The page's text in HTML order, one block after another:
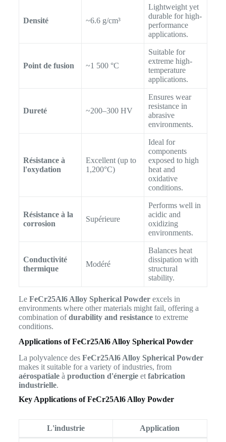
Densité ~6.6 g/cm³
Lightweight yet
durable for high-
performance
applications.
Point de fusion ~1 500 °C
Suitable for
extreme high-
temperature
applications.
Dureté ~200–300 HV
Ensures wear
resistance in
abrasive
environments.
Résistance à
l'oxydation
Excellent (up to
1,200°C)
Ideal for
components
exposed to high
heat and
oxidative
conditions.
Résistance à la
corrosion
Supérieure
Performs well in
acidic and
oxidizing
environments.
Conductivité
thermique
Modéré
Balances heat
dissipation with
structural
stability.
Le FeCr25Al6 Alloy Spherical Powderexcels in
environments where other materials might fail, offering a
combination ofdurability and resistanceto extreme
conditions.
Applications of FeCr25Al6 Alloy Spherical Powder
La polyvalence des FeCr25Al6 Alloy Spherical Powder
makes it suitable for a variety of industries, from
aérospatialeà production d'énergieetfabrication
industrielle.
Key Applications of FeCr25Al6 Alloy Powder
L'industrie Application